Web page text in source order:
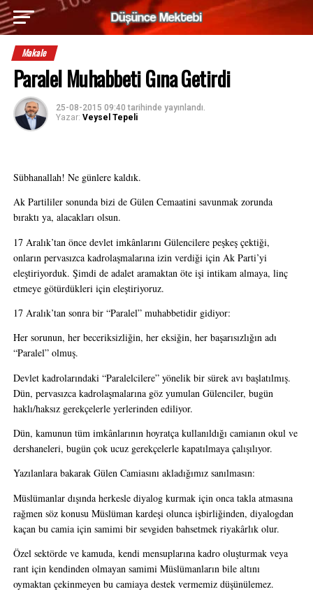
Makale
Paralel Muhabbeti Gına Getirdi
25-08-2015 09:40 tarihinde yayınlandı.
Yazar: Veysel Tepeli
Sübhanallah! Ne günlere kaldık.
Ak Partililer sonunda bizi de Gülen Cemaatini savunmak zorunda
bıraktı ya, alacakları olsun.
17 Aralık’tan önce devlet imkânlarını Gülencilere peşkeş çektiği,
onların pervasızca kadrolaşmalarına izin verdiği için Ak Parti’yi
eleştiriyorduk. Şimdi de adalet aramaktan öte işi intikam almaya, linç
etmeye götürdükleri için eleştiriyoruz.
17 Aralık’tan sonra bir “Paralel” muhabbetidir gidiyor:
Her sorunun, her beceriksizliğin, her eksiğin, her başarısızlığın adı
“Paralel” olmuş.
Devlet kadrolarındaki “Paralelcilere” yönelik bir sürek avı başlatılmış.
Dün, pervasızca kadrolaşmalarına göz yumulan Gülenciler, bugün
haklı/haksız gerekçelerle yerlerinden ediliyor.
Dün, kamunun tüm imkânlarının hoyratça kullanıldığı camianın okul ve
dershaneleri, bugün çok ucuz gerekçelerle kapatılmaya çalışılıyor.
Yazılanlara bakarak Gülen Camiasını akladığımız sanılmasın:
Müslümanlar dışında herkesle diyalog kurmak için onca takla atmasına
rağmen söz konusu Müslüman kardeşi olunca işbirliğinden, diyalogdan
kaçan bu camia için samimi bir sevgiden bahsetmek riyakârlık olur.
Özel sektörde ve kamuda, kendi mensuplarına kadro oluşturmak veya
rant için kendinden olmayan samimi Müslümanların bile altını
oymaktan çekinmeyen bu camiaya destek vermemiz düşünülemez.